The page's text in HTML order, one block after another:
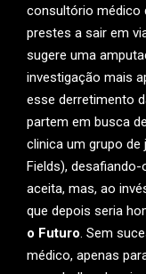
consultório médico
prestes a sair em
sugere uma
investigação mais
esse derretimento
partem em busca
clinica um grupo de
Fields), desafiando-
aceita, mas, ao
que depois seria
o Futuro. Sem
médico, apenas